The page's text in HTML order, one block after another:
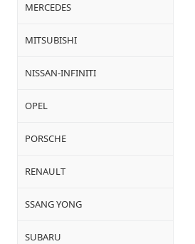
MERCEDES
MITSUBISHI
NISSAN-INFINITI
OPEL
PORSCHE
RENAULT
SSANG YONG
SUBARU